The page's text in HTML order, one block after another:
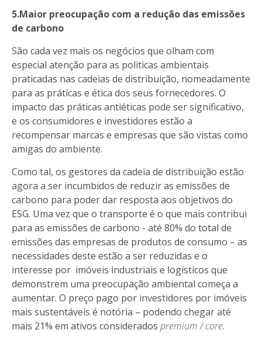
5.Maior preocupação com a redução das emissões
de carbono
São cada vez mais os negócios que olham com
especial atenção para as politicas ambientais
praticadas nas cadeias de distribuição, nomeadamente
para as práticas e ética dos seus fornecedores. O
impacto das práticas antiéticas pode ser significativo,
e os consumidores e investidores estão a
recompensar marcas e empresas que são vistas como
amigas do ambiente.
Como tal, os gestores da cadeia de distribuição estão
agora a ser incumbidos de reduzir as emissões de
carbono para poder dar resposta aos objetivos do
ESG. Uma vez que o transporte é o que mais contribui
para as emissões de carbono - até 80% do total de
emissões das empresas de produtos de consumo – as
necessidades deste estão a ser reduzidas e o
interesse por imóveis industriais e logísticos que
demonstrem uma preocupação ambiental começa a
aumentar. O preço pago por investidores por imóveis
mais sustentáveis é notória – podendo chegar até
mais 21% em ativos considerados premium / core.